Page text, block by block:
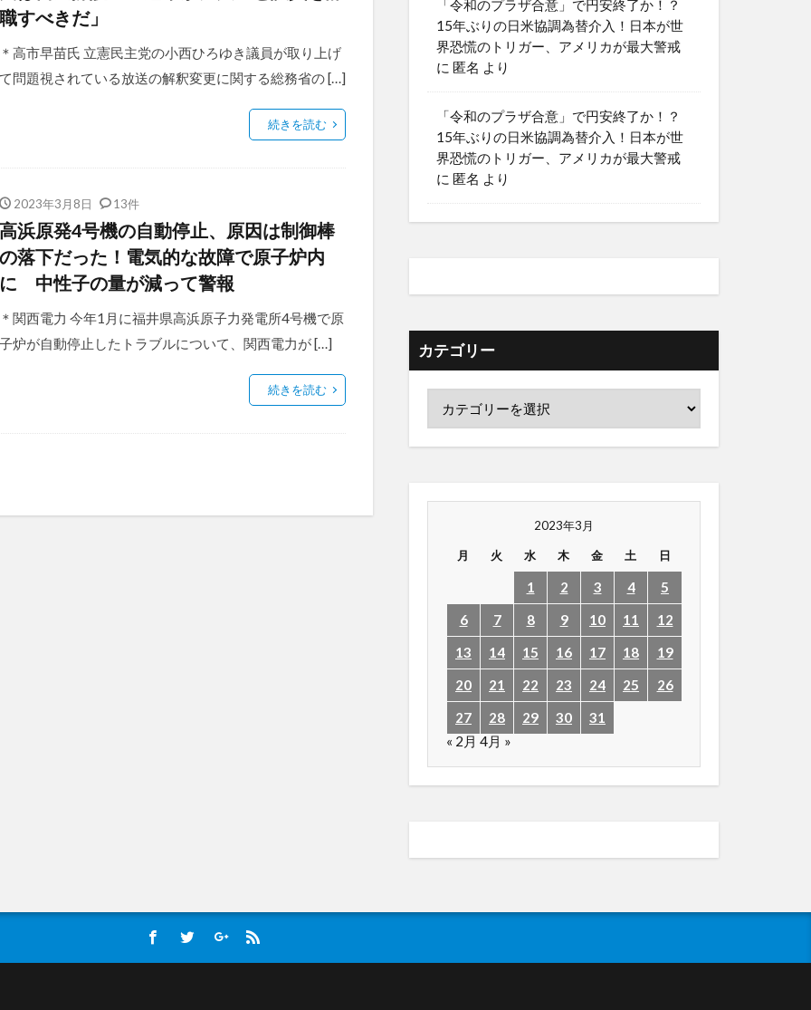
職すべきだ」
＊高市早苗氏 立憲民主党の小西ひろゆき議員が取り上げ
て問題視されている放送の解釈変更に関する総務省の […]
続きを読む
2023年3月8日 13件
高浜原発4号機の自動停止、原因は制御棒
の落下だった！電気的な故障で原子炉内
に 中性子の量が減って警報
＊関西電力 今年1月に福井県高浜原子力発電所4号機で原
子炉が自動停止したトラブルについて、関西電力が […]
続きを読む
「令和のプラザ合意」で円安終了か！？
15年ぶりの日米協調為替介入！日本が世
界恐慌のトリガー、アメリカが最大警戒
に 匿名 より
「令和のプラザ合意」で円安終了か！？
15年ぶりの日米協調為替介入！日本が世
界恐慌のトリガー、アメリカが最大警戒
に 匿名 より
カテゴリー
2023年3月
月 火 水 木 金 土 日
1 2 3 4
5
6
7 8 9 10 11
12
13
14 15 16 17 18
19
20
21 22 23 24 25
26
27
28 29 30
31
« 2月 4月 »